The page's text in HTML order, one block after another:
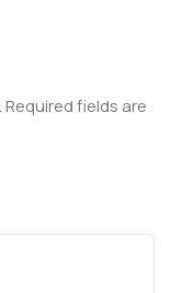
Required fields are